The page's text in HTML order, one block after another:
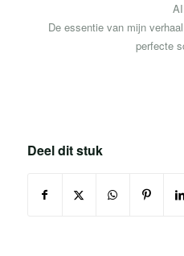
De essentie van mijn
perfecte
Deel dit stuk